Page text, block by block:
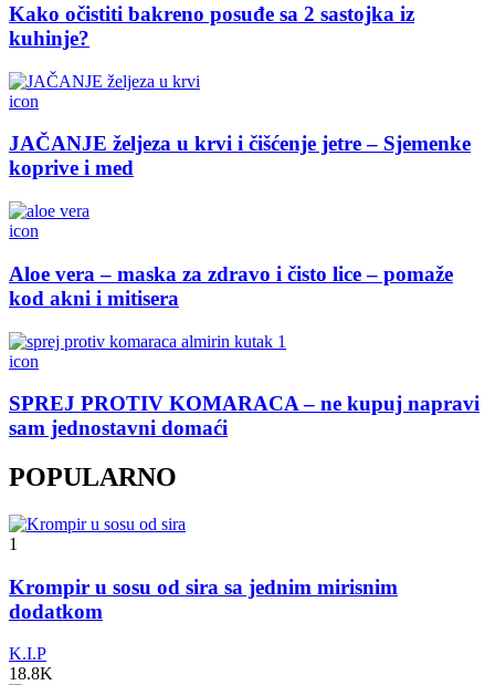
Kako očistiti bakreno posuđe sa 2 sastojka iz
kuhinje?
icon
JAČANJE željeza u krvi i čišćenje jetre – Sjemenke
koprive i med
icon
Aloe vera – maska za zdravo i čisto lice – pomaže
kod akni i mitisera
icon
SPREJ PROTIV KOMARACA – ne kupuj napravi
sam jednostavni domaći
POPULARNO
1
Krompir u sosu od sira sa jednim mirisnim
dodatkom
K.I.P
18.8K